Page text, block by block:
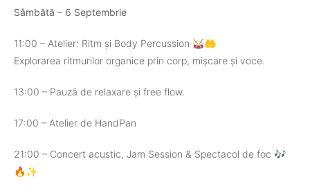
Sâmbătă – 6 Septembrie
11:00 – Atelier: Ritm și Body Percussion 🥁🤲
Explorarea ritmurilor organice prin corp, mișcare și voce.
13:00 – Pauză de relaxare și free flow.
17:00 – Atelier de HandPan
21:00 – Concert acustic, Jam Session & Spectacol de foc 🎶
🔥✨